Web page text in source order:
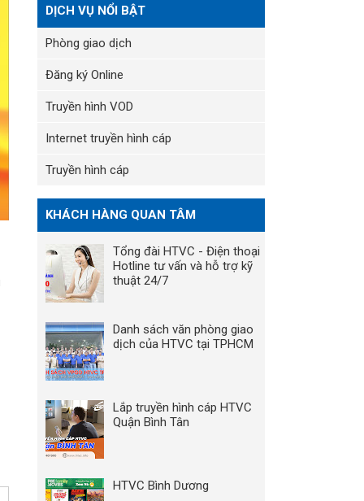
DỊCH VỤ NỔI BẬT
Phòng giao dịch
Đăng ký Online
Truyền hình VOD
Internet truyền hình cáp
Truyền hình cáp
KHÁCH HÀNG QUAN TÂM
Tổng đài HTVC - Điện thoại
Hotline tư vấn và hỗ trợ kỹ
thuật 24/7
Danh sách văn phòng giao
dịch của HTVC tại TPHCM
Lắp truyền hình cáp HTVC
Quận Bình Tân
HTVC Bình Dương